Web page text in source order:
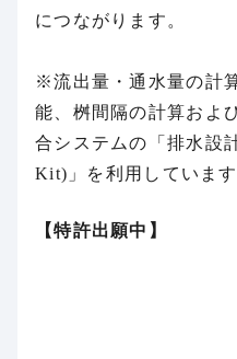
につながります。
※流出量・通水量の計
能、桝間隔の計算およ
合システムの「排水設
Kit)」を利用しています
【特許出願中】